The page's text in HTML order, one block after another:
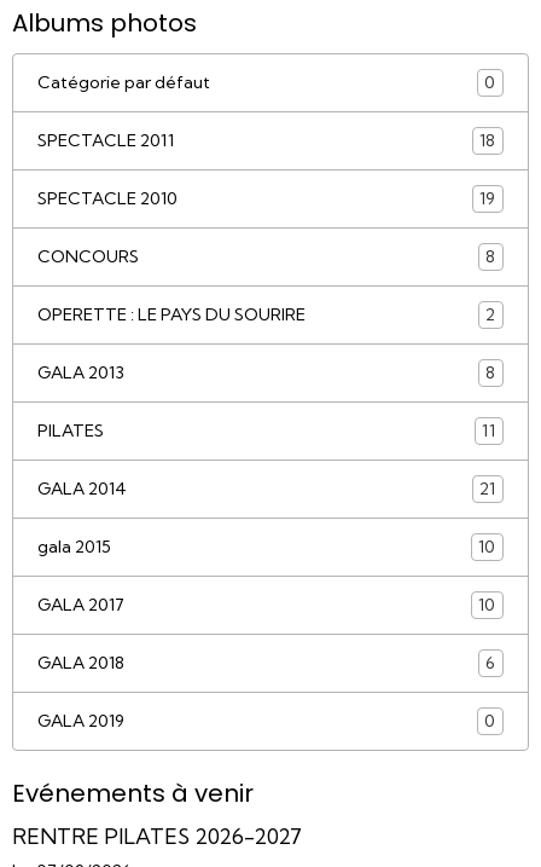
Albums photos
Catégorie par défaut 0
SPECTACLE 2011 18
SPECTACLE 2010 19
CONCOURS 8
OPERETTE : LE PAYS DU SOURIRE 2
GALA 2013 8
PILATES 11
GALA 2014 21
gala 2015 10
GALA 2017 10
GALA 2018 6
GALA 2019 0
Evénements à venir
RENTRE PILATES 2026-2027